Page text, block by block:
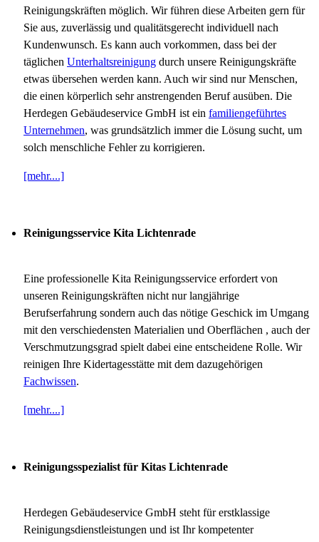
Reinigungskräften möglich. Wir führen diese Arbeiten gern für
Sie aus, zuverlässig und qualitätsgerecht individuell nach
Kundenwunsch. Es kann auch vorkommen, dass bei der
täglichen Unterhaltsreinigung durch unsere Reinigungskräfte
etwas übersehen werden kann. Auch wir sind nur Menschen,
die einen körperlich sehr anstrengenden Beruf ausüben. Die
Herdegen Gebäudeservice GmbH ist ein familiengeführtes
Unternehmen, was grundsätzlich immer die Lösung sucht, um
solch menschliche Fehler zu korrigieren.
[mehr....]
Reinigungsservice Kita Lichtenrade
Eine professionelle Kita Reinigungsservice erfordert von
unseren Reinigungskräften nicht nur langjährige
Berufserfahrung sondern auch das nötige Geschick im Umgang
mit den verschiedensten Materialien und Oberflächen , auch der
Verschmutzungsgrad spielt dabei eine entscheidene Rolle. Wir
reinigen Ihre Kidertagesstätte mit dem dazugehörigen
Fachwissen.
[mehr....]
Reinigungsspezialist für Kitas Lichtenrade
Herdegen Gebäudeservice GmbH steht für erstklassige
Reinigungsdienstleistungen und ist Ihr kompetenter